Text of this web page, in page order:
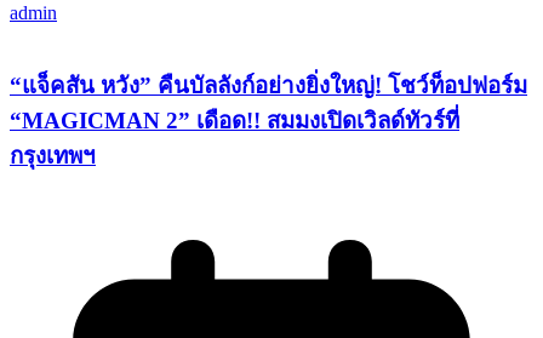
admin
“แจ็คสัน หวัง” คืนบัลลังก์อย่างยิ่งใหญ่! โชว์ท็อปฟอร์ม
“MAGICMAN 2” เดือด!! สมมงเปิดเวิลด์ทัวร์ที่
กรุงเทพฯ